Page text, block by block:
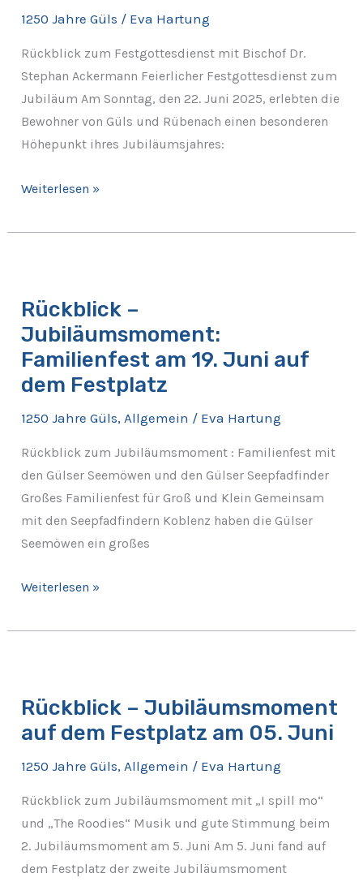
1250 Jahre Güls / Eva Hartung
Rückblick zum Festgottesdienst mit Bischof Dr.
Stephan Ackermann Feierlicher Festgottesdienst zum
Jubiläum Am Sonntag, den 22. Juni 2025, erlebten die
Bewohner von Güls und Rübenach einen besonderen
Höhepunkt ihres Jubiläumsjahres:
Dr.
Stephan
Ackermann
Weiterlesen »
Rückblick –
Jubiläumsmoment:
Familienfest am 19. Juni auf
dem Festplatz
1250 Jahre Güls, Allgemein / Eva Hartung
Rückblick zum Jubiläumsmoment : Familienfest mit
den Gülser Seemöwen und den Gülser Seepfadfinder
Großes Familienfest für Groß und Klein Gemeinsam
mit den Seepfadfindern Koblenz haben die Gülser
Seemöwen ein großes
Jubiläumsmoment:
Familienfest
am
19.
auf
dem
Festplatz
Weiterlesen »
Rückblick – Jubiläumsmoment
auf dem Festplatz am 05. Juni
1250 Jahre Güls,Allgemein / Eva Hartung
Rückblick zum Jubiläumsmoment mit „I spill mo“
und „The Roodies“ Musik und gute Stimmung beim
2. Jubiläumsmoment am 5. Juni Am 5. Juni fand auf
dem Festplatz der zweite Jubiläumsmoment
Jubiläumsmoment
auf
Festplatz
am
05.
Juni